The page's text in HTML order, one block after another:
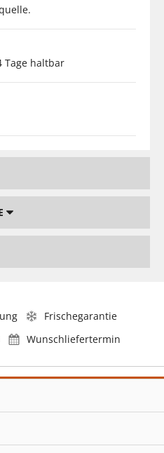
Tage haltbar
Frischegarantie
Wunschliefertermin